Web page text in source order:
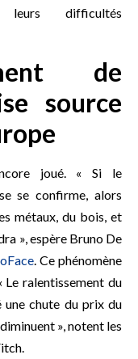
difficultés
de
source
joué. « Si le
se confirme, alors
métaux, du bois, et
», espère Bruno De
. Ce phénomène
Le ralentissement du
une chute du prix du
», notent les